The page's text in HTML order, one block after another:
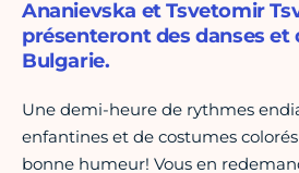
Ananievska et Tsvetomir
présenteront des danses et
Bulgarie.
Une demi-heure de rythmes
enfantines et de costumes
bonne humeur! Vous en